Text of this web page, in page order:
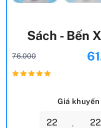
Sách - Bến
76.000
Giá
22 22